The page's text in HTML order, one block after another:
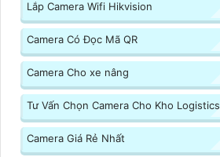
Lắp Camera Wifi Hikvision
Camera Có Đọc Mã QR
Camera Cho xe nâng
Tư Vấn Chọn Camera Cho Kho Logistics
Camera Giá Rẻ Nhất